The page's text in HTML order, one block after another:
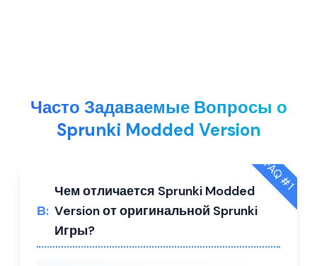
Часто Задаваемые Вопросы о
Sprunki Modded Version
FAQ #
1
В:
Чем отличается Sprunki Modded
Version от оригинальной Sprunki
Игры?